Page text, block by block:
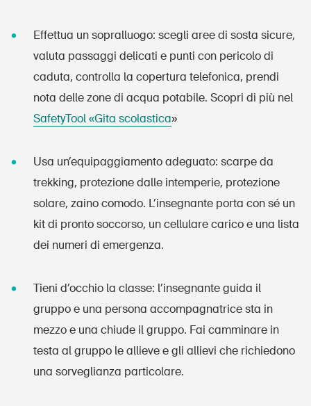
DE FR IT EN
Home
Abbonati alla newsletter
Effettua un sopralluogo: scegli aree di sosta sicure,
valuta passaggi delicati e punti con pericolo di
caduta, controlla la copertura telefonica, prendi
nota delle zone di acqua potabile. Scopri di più nel
SafetyTool «Gita scolastica»
Usa un’equipaggiamento adeguato: scarpe da
trekking, protezione dalle intemperie, protezione
solare, zaino comodo. L’insegnante porta con sé un
kit di pronto soccorso, un cellulare carico e una lista
dei numeri di emergenza.
Tieni d’occhio la classe: l’insegnante guida il
gruppo e una persona accompagnatrice sta in
mezzo e una chiude il gruppo. Fai camminare in
testa al gruppo le allieve e gli allievi che richiedono
una sorveglianza particolare.